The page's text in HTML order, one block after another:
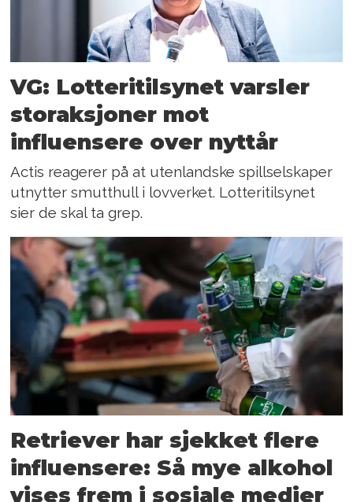
VG: Lotteritilsynet varsler
storaksjoner mot
influensere over nyttår
Actis reagerer på at utenlandske spillselskaper
utnytter smutthull i lovverket. Lotteritilsynet
sier de skal ta grep.
Retriever har sjekket flere
influensere: Så mye alkohol
vises frem i sosiale medier